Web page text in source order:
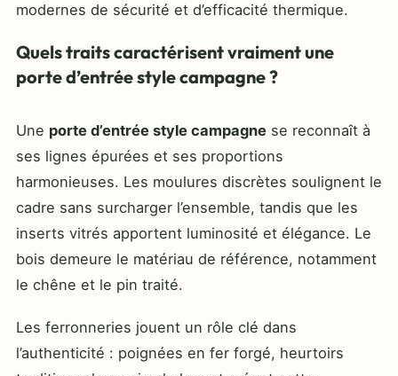
modernes de sécurité et d’efficacité thermique.
Quels traits caractérisent vraiment une
porte d’entrée style campagne ?
Une porte d’entrée style campagne se reconnaît à
ses lignes épurées et ses proportions
harmonieuses. Les moulures discrètes soulignent le
cadre sans surcharger l’ensemble, tandis que les
inserts vitrés apportent luminosité et élégance. Le
bois demeure le matériau de référence, notamment
le chêne et le pin traité.
Les ferronneries jouent un rôle clé dans
l’authenticité : poignées en fer forgé, heurtoirs